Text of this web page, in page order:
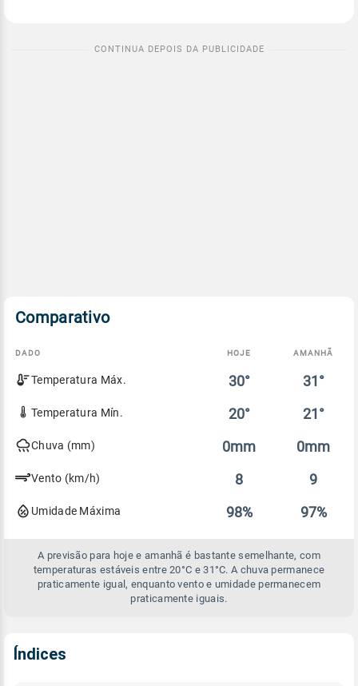
Comparativo
Comparativo
entre
previsão
hoje
DADO HOJE AMANHÃ
Temperatura Máx. 30° 31°
Temperatura Mín. 20° 21°
Chuva (mm) 0mm 0mm
Vento (km/h) 8 9
Umidade Máxima 98% 97%
A previsão para hoje e amanhã é bastante semelhante, com
temperaturas estáveis entre 20°C e 31°C. A chuva permanece
praticamente igual, enquanto vento e umidade permanecem
praticamente iguais.
Índices